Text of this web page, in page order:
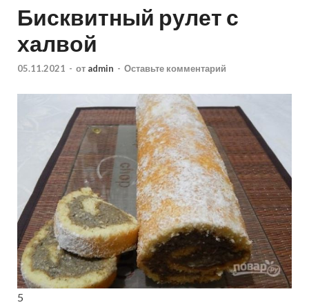
Бисквитный рулет с
халвой
05.11.2021 - от admin - Оставьте комментарий
5